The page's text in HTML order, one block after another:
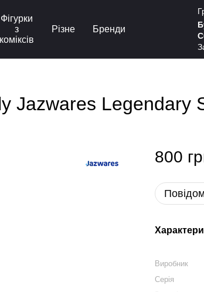
Фігурки
з
коміксів
Різне Бренди
Jazwares Legendary
800
Виробник
Серія